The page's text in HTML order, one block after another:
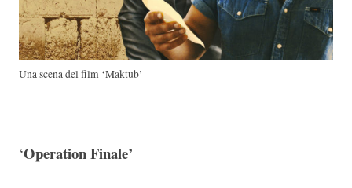
Una scena del film ‘Maktub’
‘Operation Finale’